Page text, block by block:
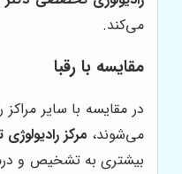
می‌کند.
مقایسه با رقبا
در مقایسه با سایر مراکز
می‌شوند، مرکز
بیشتری به تشخیص و